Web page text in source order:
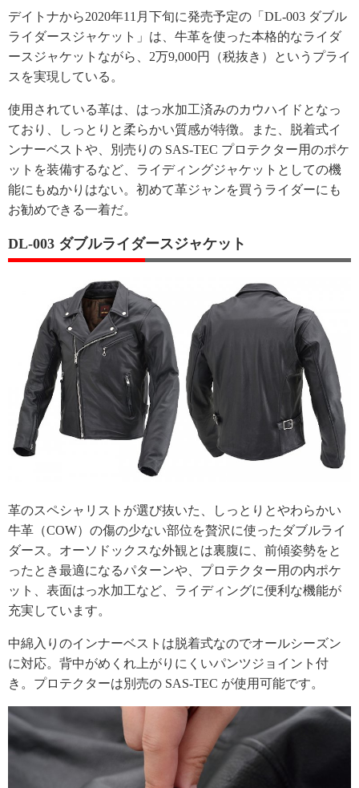
デイトナから2020年11月下旬に発売予定の「DL-003 ダブル
ライダースジャケット」は、牛革を使った本格的なライダ
ースジャケットながら、2万9,000円（税抜き）というプライ
スを実現している。
使用されている革は、はっ水加工済みのカウハイドとなっ
ており、しっとりと柔らかい質感が特徴。また、脱着式イ
ンナーベストや、別売りの SAS-TEC プロテクター用のポケ
ットを装備するなど、ライディングジャケットとしての機
能にもぬかりはない。初めて革ジャンを買うライダーにも
お勧めできる一着だ。
DL-003 ダブルライダースジャケット
革のスペシャリストが選び抜いた、しっとりとやわらかい
牛革（COW）の傷の少ない部位を贅沢に使ったダブルライ
ダース。オーソドックスな外観とは裏腹に、前傾姿勢をと
ったとき最適になるパターンや、プロテクター用の内ポケ
ット、表面はっ水加工など、ライディングに便利な機能が
充実しています。
中綿入りのインナーベストは脱着式なのでオールシーズン
に対応。背中がめくれ上がりにくいパンツジョイント付
き。プロテクターは別売の SAS-TEC が使用可能です。